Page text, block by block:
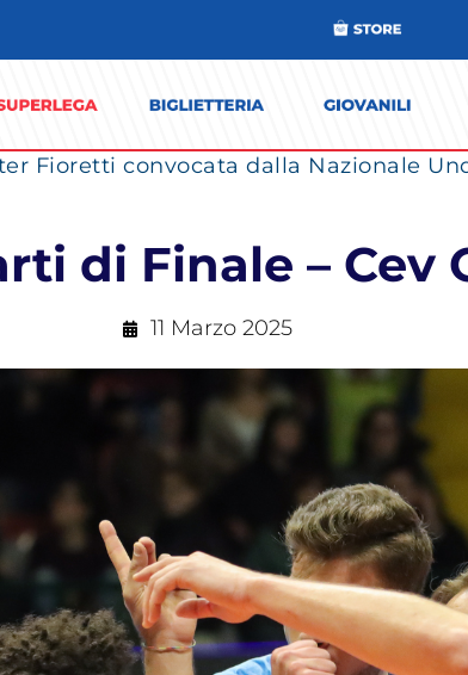
Fioretti convocata dalla Nazionale
di Finale – Cev
11 Marzo 2025